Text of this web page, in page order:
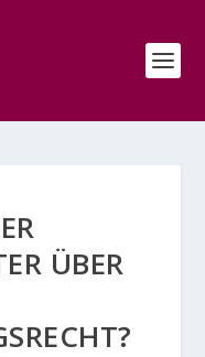
ÜBER D